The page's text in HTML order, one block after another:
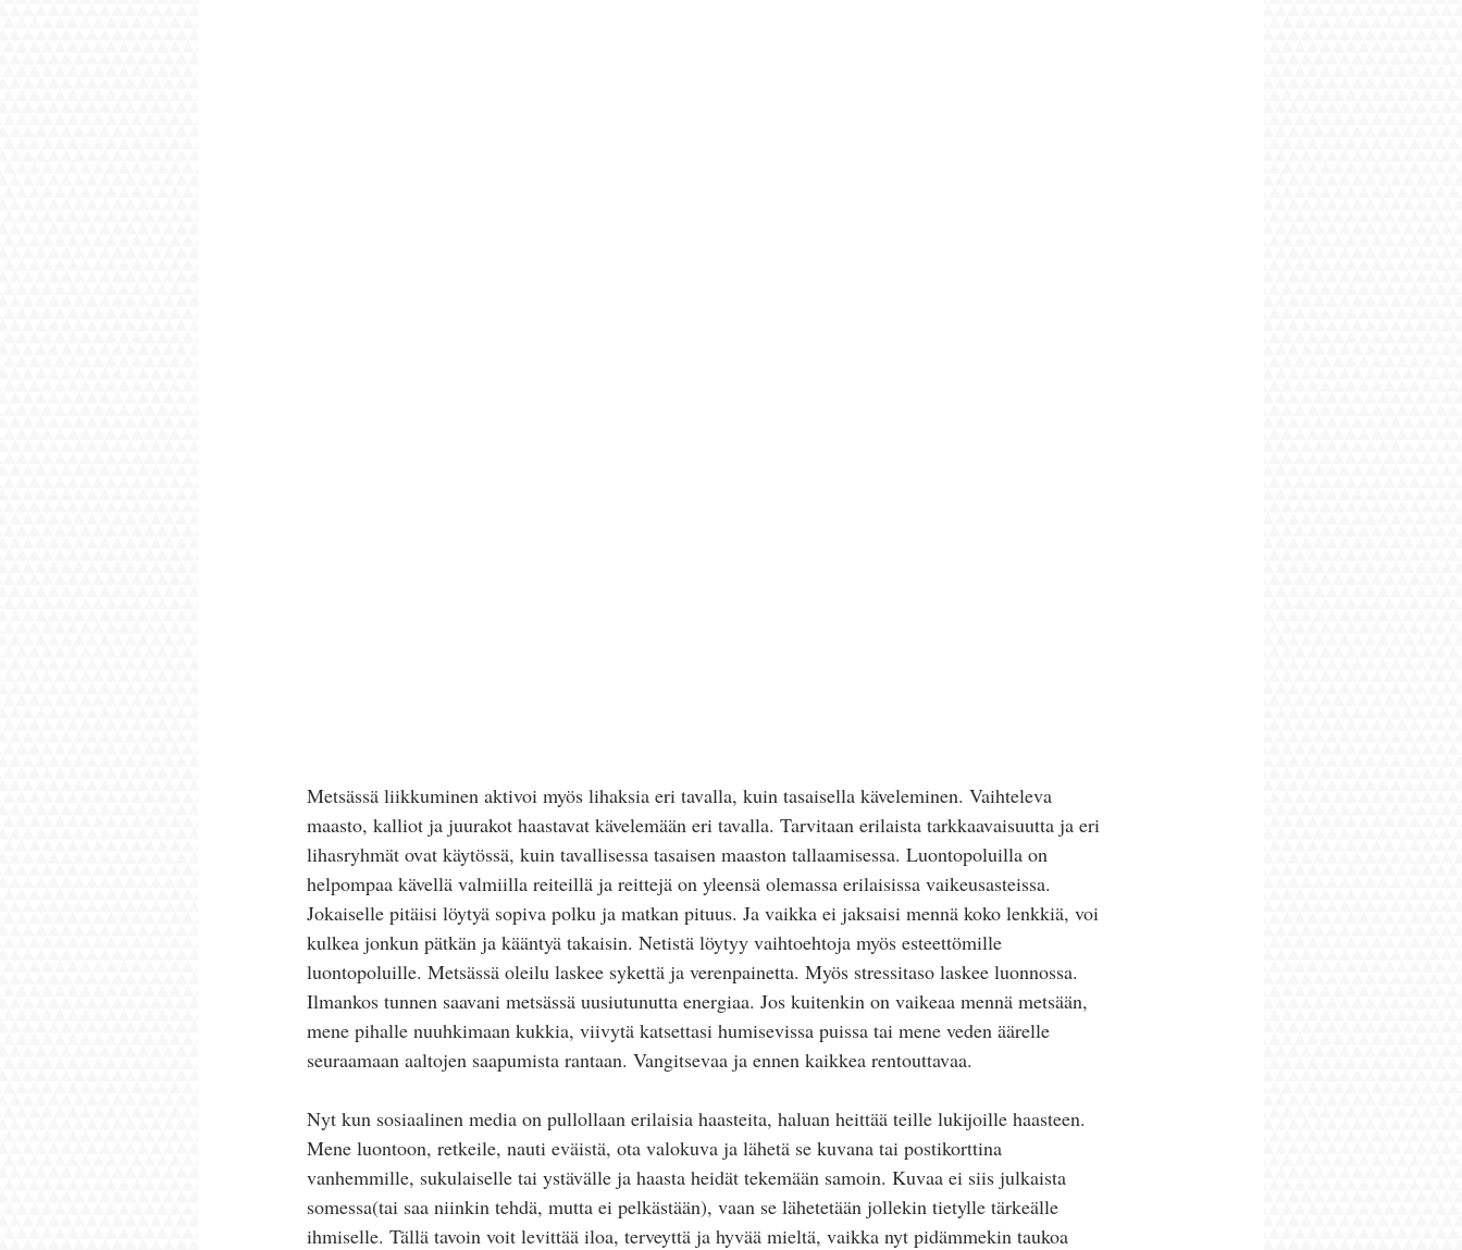
Metsässä liikkuminen aktivoi myös lihaksia eri tavalla, kuin tasaisella käveleminen. Vaihteleva
maasto, kalliot ja juurakot haastavat kävelemään eri tavalla. Tarvitaan erilaista tarkkaavaisuutta ja eri
lihasryhmät ovat käytössä, kuin tavallisessa tasaisen maaston tallaamisessa. Luontopoluilla on
helpompaa kävellä valmiilla reiteillä ja reittejä on yleensä olemassa erilaisissa vaikeusasteissa.
Jokaiselle pitäisi löytyä sopiva polku ja matkan pituus. Ja vaikka ei jaksaisi mennä koko lenkkiä, voi
kulkea jonkun pätkän ja kääntyä takaisin. Netistä löytyy vaihtoehtoja myös esteettömille
luontopoluille. Metsässä oleilu laskee sykettä ja verenpainetta. Myös stressitaso laskee luonnossa.
Ilmankos tunnen saavani metsässä uusiutunutta energiaa. Jos kuitenkin on vaikeaa mennä metsään,
mene pihalle nuuhkimaan kukkia, viivytä katsettasi humisevissa puissa tai mene veden äärelle
seuraamaan aaltojen saapumista rantaan. Vangitsevaa ja ennen kaikkea rentouttavaa.
Nyt kun sosiaalinen media on pullollaan erilaisia haasteita, haluan heittää teille lukijoille haasteen.
Mene luontoon, retkeile, nauti eväistä, ota valokuva ja lähetä se kuvana tai postikorttina
vanhemmille, sukulaiselle tai ystävälle ja haasta heidät tekemään samoin. Kuvaa ei siis julkaista
somessa(tai saa niinkin tehdä, mutta ei pelkästään), vaan se lähetetään jollekin tietylle tärkeälle
ihmiselle. Tällä tavoin voit levittää iloa, terveyttä ja hyvää mieltä, vaikka nyt pidämmekin taukoa